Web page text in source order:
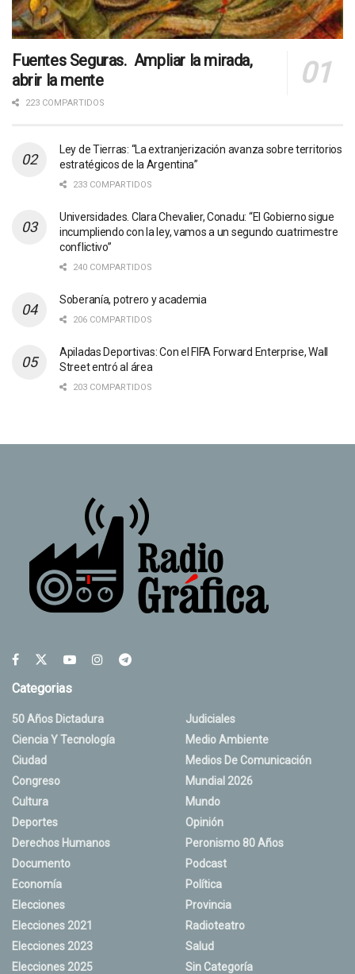
Fuentes Seguras. Ampliar la mirada,
abrir la mente
223 COMPARTIDOS
Ley de Tierras: “La extranjerización avanza sobre territorios
estratégicos de la Argentina”
233 COMPARTIDOS
Universidades. Clara Chevalier, Conadu: “El Gobierno sigue
incumpliendo con la ley, vamos a un segundo cuatrimestre
conflictivo”
240 COMPARTIDOS
Soberanía, potrero y academia
206 COMPARTIDOS
Apiladas Deportivas: Con el FIFA Forward Enterprise, Wall
Street entró al área
203 COMPARTIDOS
Categorias
50 Años Dictadura
Ciencia Y Tecnología
Ciudad
Congreso
Cultura
Deportes
Derechos Humanos
Documento
Economía
Elecciones
Elecciones 2021
Elecciones 2023
Elecciones 2025
Judiciales
Medio Ambiente
Medios De Comunicación
Mundial 2026
Mundo
Opinión
Peronismo 80 Años
Podcast
Política
Provincia
Radioteatro
Salud
Sin Categoría